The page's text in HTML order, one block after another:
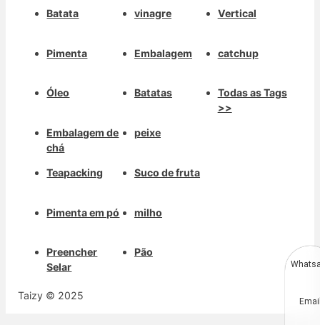
Batata
Pimenta
Óleo
Embalagem de
chá
Teapacking
Pimenta em pó
Preencher
Selar
vinagre
Embalagem
Batatas
peixe
Suco de fruta
milho
Pão
Vertical
catchup
Todas as Tags
>>
Taizy © 2025